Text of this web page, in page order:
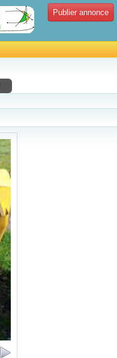
Publier annonce